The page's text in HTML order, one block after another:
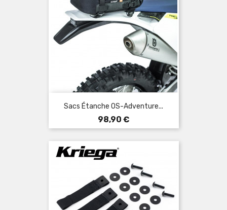
Sacs Étanche OS-Adventure...
Prix
98,90 €